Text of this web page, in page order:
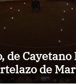
de Cayetano
de